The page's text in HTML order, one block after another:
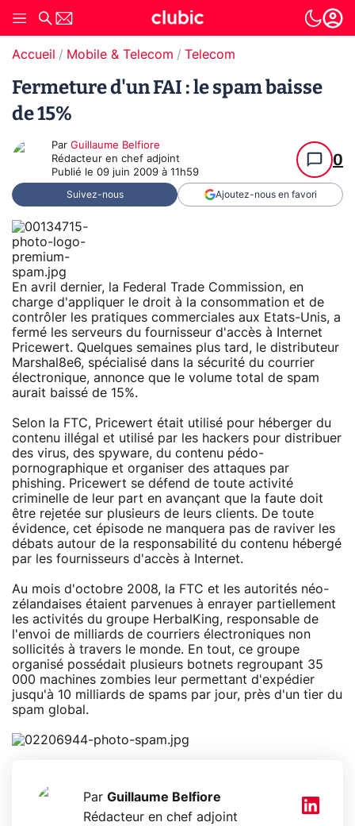
Accueil Mobile & Telecom Telecom
Fermeture d'un FAI : le spam baisse
de 15%
Par Guillaume Belfiore
Rédacteur en chef adjoint
Publié le 09 juin 2009 à 11h59
0
Suivez-nous Ajoutez-nous en favori
En avril dernier, la Federal Trade Commission, en
charge d'appliquer le droit à la consommation et de
contrôler les pratiques commerciales aux Etats-Unis, a
fermé les serveurs du fournisseur d'accès à Internet
Pricewert. Quelques semaines plus tard, le distributeur
Marshal8e6, spécialisé dans la sécurité du courrier
électronique, annonce que le volume total de spam
aurait baissé de 15%.
Selon la FTC, Pricewert était utilisé pour héberger du
contenu illégal et utilisé par les hackers pour distribuer
des virus, des spyware, du contenu pédo-
pornographique et organiser des attaques par
phishing. Pricewert se défend de toute activité
criminelle de leur part en avançant que la faute doit
être rejetée sur plusieurs de leurs clients. De toute
évidence, cet épisode ne manquera pas de raviver les
débats autour de la responsabilité du contenu hébergé
par les fournisseurs d'accès à Internet.
Au mois d'octobre 2008, la FTC et les autorités néo-
zélandaises étaient parvenues à enrayer partiellement
les activités du groupe HerbalKing, responsable de
l'envoi de milliards de courriers électroniques non
sollicités à travers le monde. En tout, ce groupe
organisé possédait plusieurs botnets regroupant 35
000 machines zombies leur permettant d'expédier
jusqu'à 10 milliards de spams par jour, près d'un tier du
spam global.
Par Guillaume Belfiore
Rédacteur en chef adjoint